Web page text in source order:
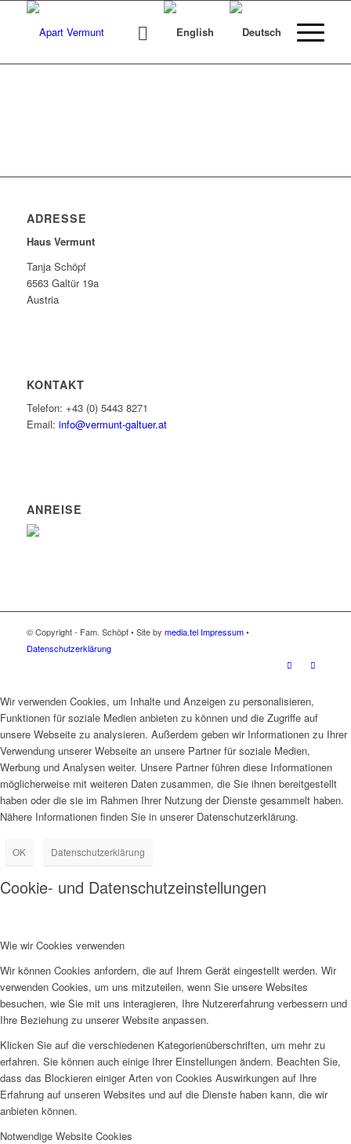
ADRESSE
Haus Vermunt
Tanja Schöpf
6563 Galtür 19a
Austria
KONTAKT
Telefon: +43 (0) 5443 8271
Email: info@vermunt-galtuer.at
ANREISE
© Copyright - Fam. Schöpf • Site by media.tel Impressum•
Datenschutzerklärung
Wir verwenden Cookies, um Inhalte und Anzeigen zu personalisieren,
Funktionen für soziale Medien anbieten zu können und die Zugriffe auf
unsere Webseite zu analysieren. Außerdem geben wir Informationen zu Ihrer
Verwendung unserer Webseite an unsere Partner für soziale Medien,
Werbung und Analysen weiter. Unsere Partner führen diese Informationen
möglicherweise mit weiteren Daten zusammen, die Sie ihnen bereitgestellt
haben oder die sie im Rahmen Ihrer Nutzung der Dienste gesammelt haben.
Nähere Informationen finden Sie in unserer Datenschutzerklärung.
OK Datenschutzerklärung
Cookie- und Datenschutzeinstellungen
Wie wir Cookies verwenden
Wir können Cookies anfordern, die auf Ihrem Gerät eingestellt werden. Wir
verwenden Cookies, um uns mitzuteilen, wenn Sie unsere Websites
besuchen, wie Sie mit uns interagieren, Ihre Nutzererfahrung verbessern und
Ihre Beziehung zu unserer Website anpassen.
Klicken Sie auf die verschiedenen Kategorienüberschriften, um mehr zu
erfahren. Sie können auch einige Ihrer Einstellungen ändern. Beachten Sie,
dass das Blockieren einiger Arten von Cookies Auswirkungen auf Ihre
Erfahrung auf unseren Websites und auf die Dienste haben kann, die wir
anbieten können.
Notwendige Website Cookies